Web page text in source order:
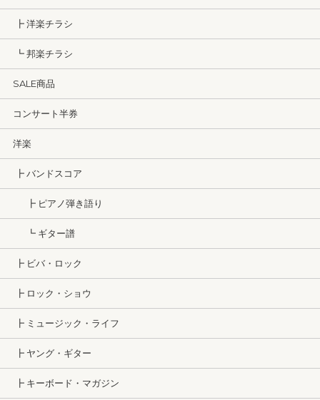
┣ 洋楽チラシ
┗ 邦楽チラシ
SALE商品
コンサート半券
洋楽
┣ バンドスコア
┣ ピアノ弾き語り
┗ ギター譜
┣ ビバ・ロック
┣ ロック・ショウ
┣ ミュージック・ライフ
┣ ヤング・ギター
┣ キーボード・マガジン